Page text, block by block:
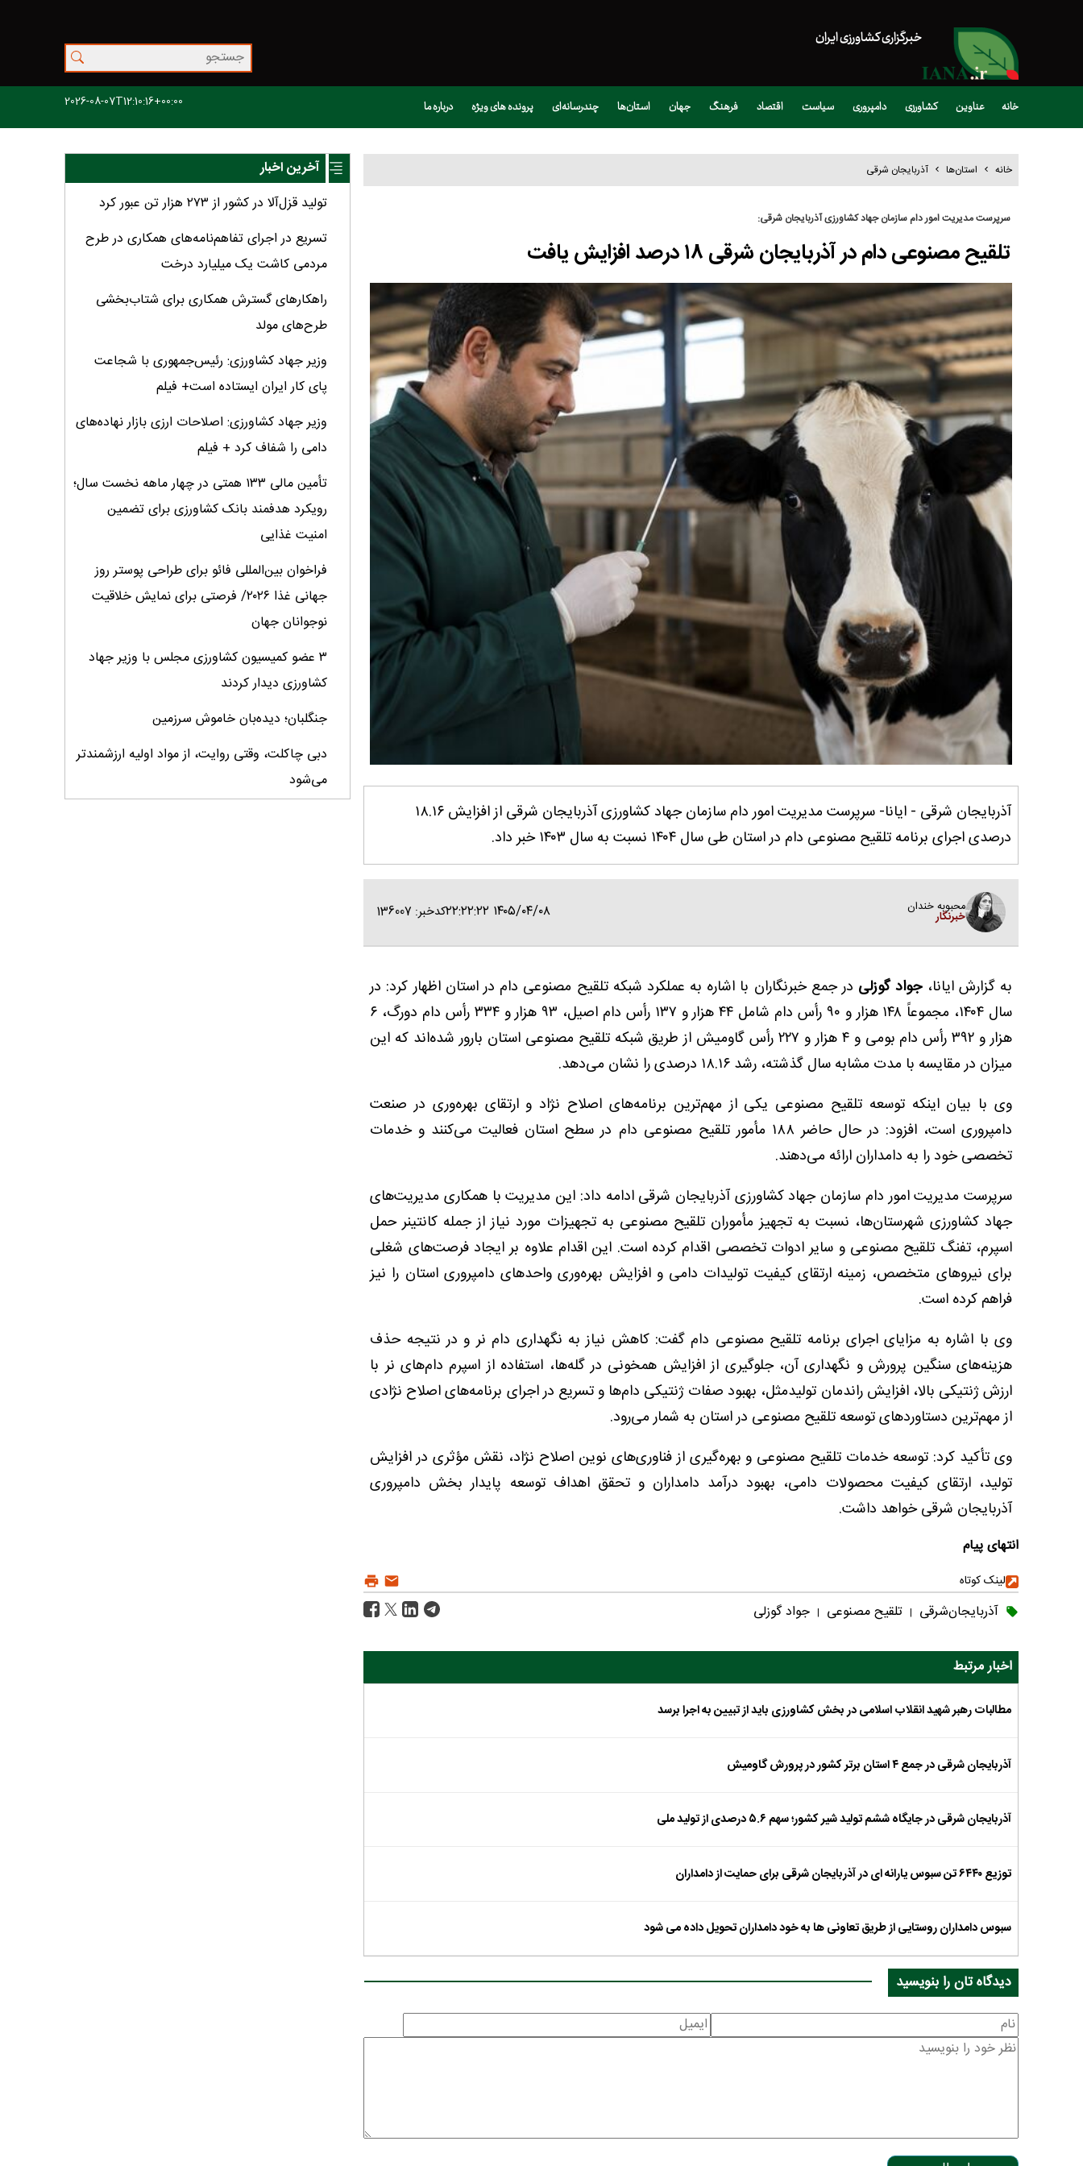
خبرگزاری کشاورزی ایران
خانه عناوین کشاورزی دامپروری سیاست اقتصاد فرهنگ جهان استان‌ها چندرسانه‌ای پرونده های ویژه درباره ما 2026-08-07T12:10:16+00:00
خانه استان‌ها آذربایجان شرقی
سرپرست مدیریت امور دام سازمان جهاد کشاورزی آذربایجان شرقی:
تلقیح مصنوعی دام در آذربایجان شرقی ۱۸ درصد افزایش یافت
آذربایجان شرقی - ایانا- سرپرست مدیریت امور دام سازمان جهاد کشاورزی آذربایجان شرقی از افزایش ۱۸.۱۶
درصدی اجرای برنامه تلقیح مصنوعی دام در استان طی سال ۱۴۰۴ نسبت به سال ۱۴۰۳ خبر داد.
محبوبه خندان
خبرنگار ۱۴۰۵/۰۴/۰۸ ۲۲:۲۲:۲۲ کدخبر: 136007
به گزارش ایانا،جواد گوزلی در جمع خبرنگاران با اشاره به عملکرد شبکه تلقیح مصنوعی دام در استان اظهار کرد: در
سال ۱۴۰۴، مجموعاً ۱۴۸ هزار و ۹۰ رأس دام شامل ۴۴ هزار و ۱۳۷ رأس دام اصیل، ۹۳ هزار و ۳۳۴ رأس دام دورگ، ۶
هزار و ۳۹۲ رأس دام بومی و ۴ هزار و ۲۲۷ رأس گاومیش از طریق شبکه تلقیح مصنوعی استان بارور شده‌اند که این
میزان در مقایسه با مدت مشابه سال گذشته، رشد ۱۸.۱۶ درصدی را نشان می‌دهد.
وی با بیان اینکه توسعه تلقیح مصنوعی یکی از مهم‌ترین برنامه‌های اصلاح نژاد و ارتقای بهره‌وری در صنعت
دامپروری است، افزود: در حال حاضر ۱۸۸ مأمور تلقیح مصنوعی دام در سطح استان فعالیت می‌کنند و خدمات
تخصصی خود را به دامداران ارائه می‌دهند.
سرپرست مدیریت امور دام سازمان جهاد کشاورزی آذربایجان شرقی ادامه داد: این مدیریت با همکاری مدیریت‌های
جهاد کشاورزی شهرستان‌ها، نسبت به تجهیز مأموران تلقیح مصنوعی به تجهیزات مورد نیاز از جمله کانتینر حمل
اسپرم، تفنگ تلقیح مصنوعی و سایر ادوات تخصصی اقدام کرده است. این اقدام علاوه بر ایجاد فرصت‌های شغلی
برای نیروهای متخصص، زمینه ارتقای کیفیت تولیدات دامی و افزایش بهره‌وری واحدهای دامپروری استان را نیز
فراهم کرده است.
وی با اشاره به مزایای اجرای برنامه تلقیح مصنوعی دام گفت: کاهش نیاز به نگهداری دام نر و در نتیجه حذف
هزینه‌های سنگین پرورش و نگهداری آن، جلوگیری از افزایش همخونی در گله‌ها، استفاده از اسپرم دام‌های نر با
ارزش ژنتیکی بالا، افزایش راندمان تولیدمثل، بهبود صفات ژنتیکی دام‌ها و تسریع در اجرای برنامه‌های اصلاح نژادی
از مهم‌ترین دستاوردهای توسعه تلقیح مصنوعی در استان به شمار می‌رود.
وی تأکید کرد: توسعه خدمات تلقیح مصنوعی و بهره‌گیری از فناوری‌های نوین اصلاح نژاد، نقش مؤثری در افزایش
تولید، ارتقای کیفیت محصولات دامی، بهبود درآمد دامداران و تحقق اهداف توسعه پایدار بخش دامپروری
آذربایجان شرقی خواهد داشت.
انتهای پیام
لینک کوتاه
آذربایجان‌شرقی | تلقیح مصنوعی | جواد گوزلی
اخبار مرتبط
مطالبات رهبر شهید انقلاب اسلامی در بخش کشاورزی باید از تبیین به اجرا برسد
آذربایجان شرقی در جمع ۴ استان برتر کشور در پرورش گاومیش
آذربایجان شرقی در جایگاه ششم تولید شیر کشور؛ سهم ۵.۶ درصدی از تولید ملی
توزیع ۶۴۴۰ تن سبوس یارانه ای در آذربایجان شرقی برای حمایت از دامداران
سبوس دامداران روستایی از طریق تعاونی ها به خود دامداران تحویل داده می شود
دیدگاه تان را بنویسید
آخرین اخبار
تولید قزل‌آلا در کشور از ۲۷۳ هزار تن عبور کرد
تسریع در اجرای تفاهم‌نامه‌های همکاری در طرح
مردمی کاشت یک میلیارد درخت
راهکارهای گسترش همکاری برای شتاب‌بخشی
طرح‌های مولد
وزیر جهاد کشاورزی: رئیس‌جمهوری با شجاعت
پای کار ایران ایستاده است+ فیلم
وزیر جهاد کشاورزی: اصلاحات ارزی بازار نهاده‌های
دامی را شفاف کرد + فیلم
تأمین مالی ۱۳۳ همتی در چهار ماهه نخست سال؛
رویکرد هدفمند بانک کشاورزی برای تضمین
امنیت غذایی
فراخوان بین‌المللی فائو برای طراحی پوستر روز
جهانی غذا ۲۰۲۶/ فرصتی برای نمایش خلاقیت
نوجوانان جهان
۳ عضو کمیسیون کشاورزی مجلس با وزیر جهاد
کشاورزی دیدار کردند
جنگلبان؛ دیده‌بان خاموش سرزمین
دبی چاکلت، وقتی روایت، از مواد اولیه ارزشمندتر
می‌شود